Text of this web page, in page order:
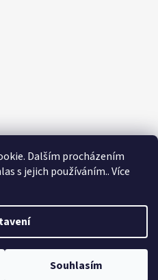
Dalším procházením
s jejich používáním.. Více
Souhlasím
. Všechna práva vyhrazena.